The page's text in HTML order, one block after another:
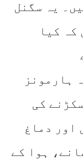
یہ سگنل
کہ کیا
ہارمونز
کی
اور دماغ
ہوا کے